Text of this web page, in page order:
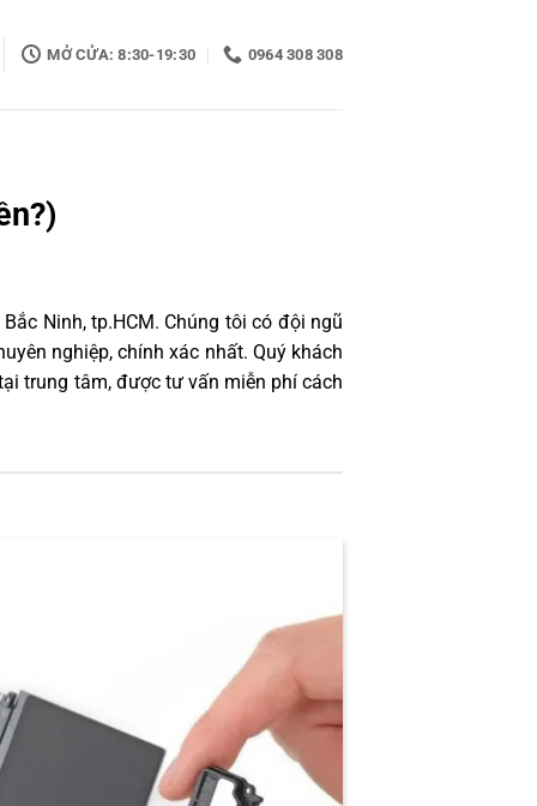
MỞ CỬA: 8:30-19:30 0964 308 308
Ninh, tp.HCM. Chúng tôi có đội ngũ
nghiệp, chính xác nhất. Quý khách
trung tâm, được tư vấn miễn phí cách